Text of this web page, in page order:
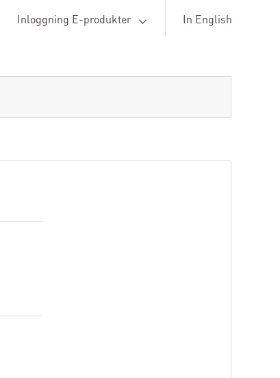
Inloggning E-produkter In English